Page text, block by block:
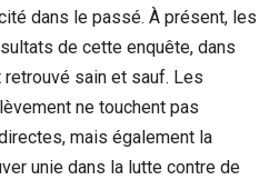
dans le passé. À présent, les
de cette enquête, dans
retrouvé sain et sauf. Les
ne touchent pas
mais également la
unie dans la lutte contre de